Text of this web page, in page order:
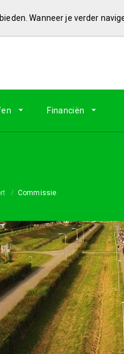
Wanneer je verder
Financiën
Commissie